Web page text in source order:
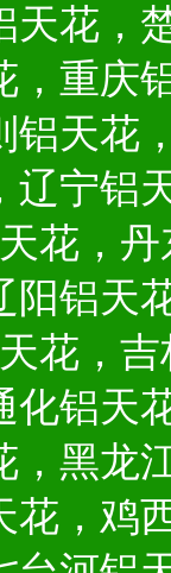
天花，
，重庆
铝天花
辽宁铝
花，
阳铝天
花，
化铝天
，黑龙
花，鸡